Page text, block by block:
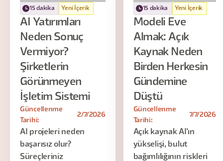
15 dakika Yeni İçerik
AI Yatırımları
Neden Sonuç
Vermiyor?
Şirketlerin
Görünmeyen
İşletim Sistemi
Güncellenme
Tarihi:
2/7/2026
AI projeleri neden
başarısız olur?
Süreçleriniz
15 dakika Yeni İçerik
Modeli Eve
Almak: Açık
Kaynak Neden
Birden Herkesin
Gündemine
Düştü
Güncellenme
Tarihi:
7/7/2026
Açık kaynak AI'ın
yükselişi, bulut
bağımlılığının riskleri